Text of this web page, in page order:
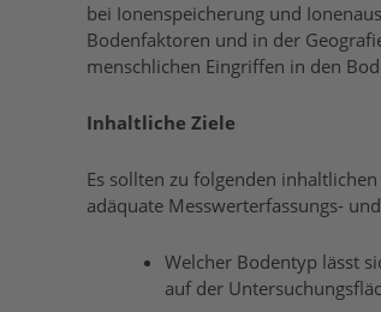
bei Ionenspeicherung und
Bodenfaktoren und in der
menschlichen Eingriffen in den
Inhaltliche Ziele
Es sollten zu folgenden
adäquate Messwerterfassungs-
Welcher Bodentyp lässt
auf der